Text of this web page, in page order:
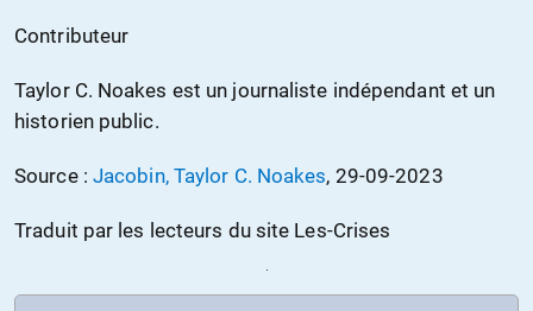
Contributeur
Taylor C. Noakes est un journaliste indépendant et un
historien public.
Source : Jacobin, Taylor C. Noakes, 29-09-2023
Traduit par les lecteurs du site Les-Crises